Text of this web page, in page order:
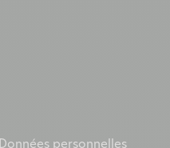
Données personnelles